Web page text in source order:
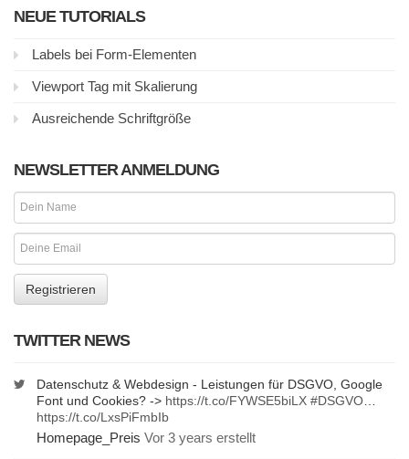
NEUE TUTORIALS
Labels bei Form-Elementen
Viewport Tag mit Skalierung
Ausreichende Schriftgröße
NEWSLETTER ANMELDUNG
TWITTER NEWS
Datenschutz & Webdesign - Leistungen für DSGVO, Google
Font und Cookies? -> https://t.co/FYWSE5biLX #DSGVO
https://t.co/LxsPiFmbIb
Homepage_Preis Vor 3 years erstellt